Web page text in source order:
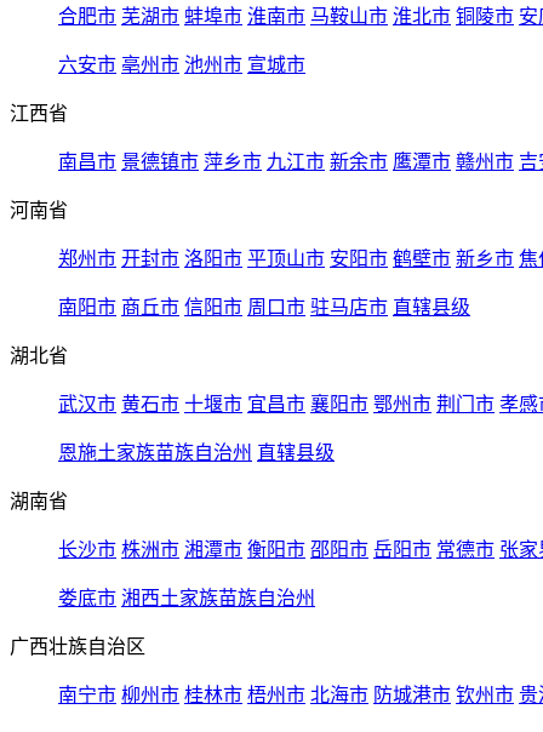
合肥市 芜湖市 蚌埠市 淮南市 马鞍山市 淮北市 铜陵市 安
六安市 亳州市 池州市 宣城市
江西省
南昌市 景德镇市 萍乡市 九江市 新余市 鹰潭市 赣州市 吉
河南省
郑州市 开封市 洛阳市 平顶山市 安阳市 鹤壁市 新乡市 焦
南阳市 商丘市 信阳市 周口市 驻马店市 直辖县级
湖北省
武汉市 黄石市 十堰市 宜昌市 襄阳市 鄂州市 荆门市 孝感
恩施土家族苗族自治州 直辖县级
湖南省
长沙市 株洲市 湘潭市 衡阳市 邵阳市 岳阳市 常德市 张家
娄底市 湘西土家族苗族自治州
广西壮族自治区
南宁市 柳州市 桂林市 梧州市 北海市 防城港市 钦州市 贵